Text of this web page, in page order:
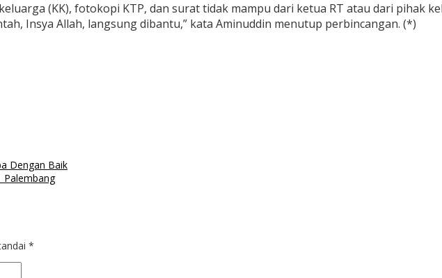
(KK), fotokopi KTP, dan surat tidak mampu dari ketua RT atau dari pihak
Insya Allah, langsung dibantu,” kata Aminuddin menutup perbincangan. (*)
Dengan Baik
Palembang
*